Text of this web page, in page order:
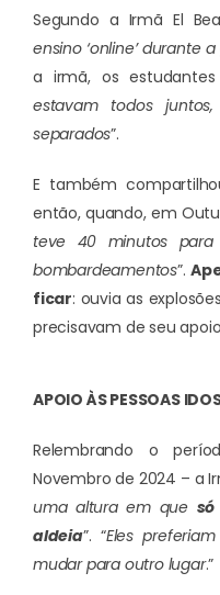
Segundo a Irmã El
ensino ‘online’ durante
a irmã, os estudantes
estavam todos
separados”.
E também
então, quando, em
teve 40 minutos
bombardeamentos”.
ficar: ouvia as
precisavam de seu
APOIO ÀS PESSOAS
Relembrando o
Novembro de 2024 – a
uma altura em que
aldeia”. “Eles
mudar para outro lugar.”